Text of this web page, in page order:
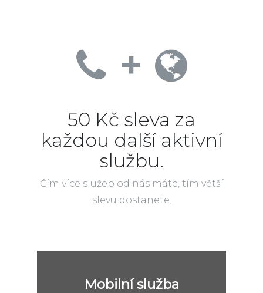
+
50 Kč sleva za
každou další aktivní
službu.
Čím více služeb od nás máte, tím větší
slevu dostanete.
Mobilní služba